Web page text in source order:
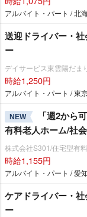
アルバイト・パート / 北
送迎ドライバー・
ー
デイサービス東雲陽だま
時給1,250円
アルバイト・パート / 東
NEW
「週2から
有料老人ホーム/社
株式会社S301/住宅型有
時給1,155円
アルバイト・パート / 愛
ケアドライバー・
ー